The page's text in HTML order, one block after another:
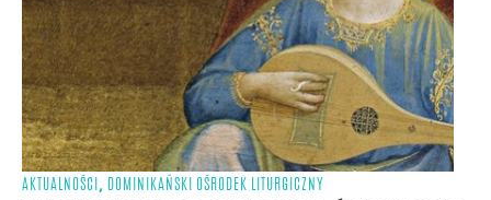
AKTUALNOŚCI , DOMINIKAŃSKI OŚRODEK LITURGICZNY